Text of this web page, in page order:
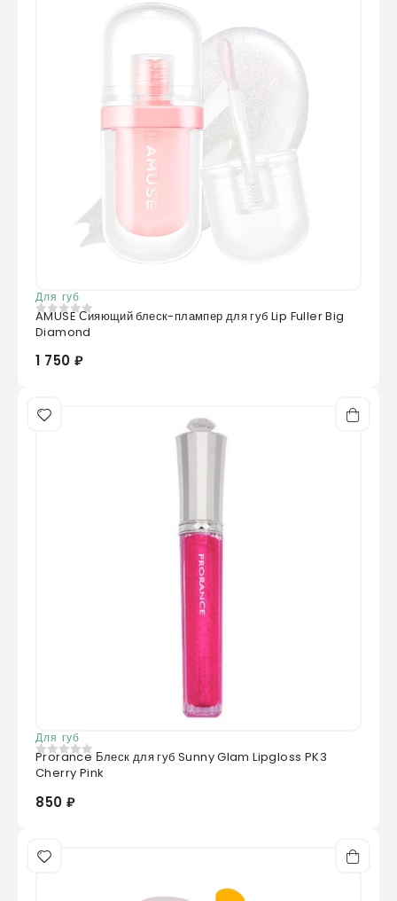
Для губ
0из 5
AMUSE Сияющий блеск-плампер для губ Lip Fuller Big
Diamond
1 750 ₽
Для губ
0 из 5
Prorance Блеск для губ Sunny Glam Lipgloss PK3
Cherry Pink
850 ₽